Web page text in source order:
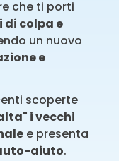
che ti porti
di colpa e
un nuovo
e
scoperte
i vecchi
e presenta
aiuto.